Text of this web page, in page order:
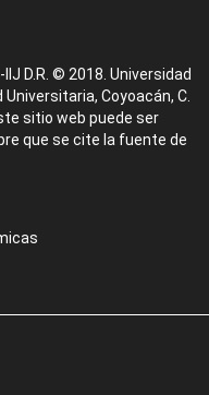
D.R. © 2018. Universidad
Coyoacán, C.
sitio web puede ser
que se cite la fuente de